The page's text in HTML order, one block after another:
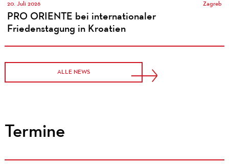
20. Juli 2026 Zagreb
PRO ORIENTE bei internationaler
Friedenstagung in Kroatien
ALLE NEWS
Termine